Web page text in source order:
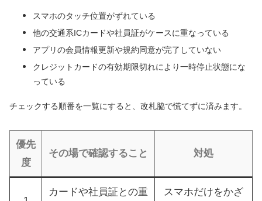
スマホのタッチ位置がずれている
他の交通系ICカードや社員証がケースに重なっている
アプリの会員情報更新や規約同意が完了していない
クレジットカードの有効期限切れにより一時停止状態にな
っている
チェックする順番を一覧にすると、改札脇で慌てずに済みます。
優先
度
その場で確認すること 対処
カードや社員証との重
スマホだけをかざ